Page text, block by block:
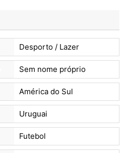
Desporto / Lazer
Sem nome próprio
América do Sul
Uruguai
Futebol